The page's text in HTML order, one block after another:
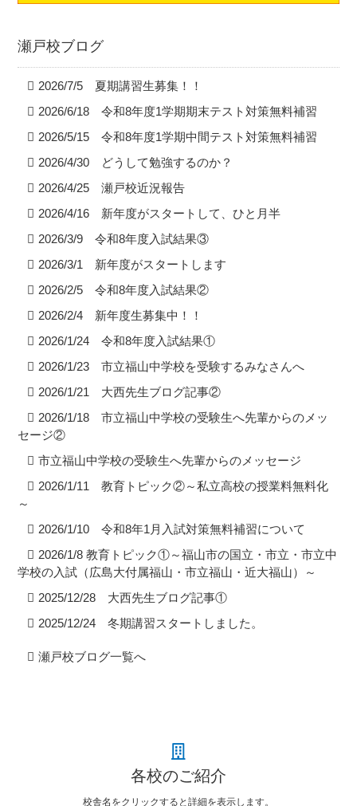
瀬戸校ブログ
2026/7/5 夏期講習生募集！！
2026/6/18 令和8年度1学期期末テスト対策無料補習
2026/5/15 令和8年度1学期中間テスト対策無料補習
2026/4/30 どうして勉強するのか？
2026/4/25 瀬戸校近況報告
2026/4/16 新年度がスタートして、ひと月半
2026/3/9 令和8年度入試結果③
2026/3/1 新年度がスタートします
2026/2/5 令和8年度入試結果②
2026/2/4 新年度生募集中！！
2026/1/24 令和8年度入試結果①
2026/1/23 市立福山中学校を受験するみなさんへ
2026/1/21 大西先生ブログ記事②
2026/1/18 市立福山中学校の受験生へ先輩からのメッ
セージ②
市立福山中学校の受験生へ先輩からのメッセージ
2026/1/11 教育トピック②～私立高校の授業料無料化
～
2026/1/10 令和8年1月入試対策無料補習について
2026/1/8 教育トピック①～福山市の国立・市立・市立中
学校の入試（広島大付属福山・市立福山・近大福山）～
2025/12/28 大西先生ブログ記事①
2025/12/24 冬期講習スタートしました。
瀬戸校ブログ一覧へ
各校のご紹介
校舎名をクリックすると詳細を表示します。